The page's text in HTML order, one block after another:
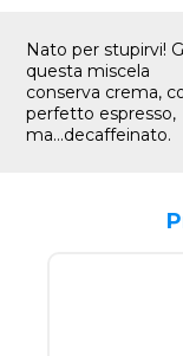
Nato per stupirvi!
questa miscela
conserva crema,
perfetto espresso,
ma…decaffeinato.